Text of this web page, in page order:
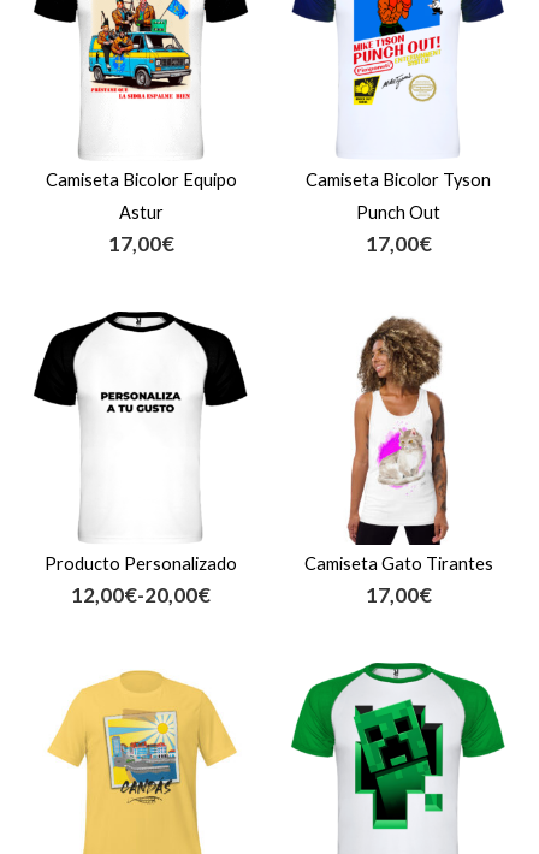
Camiseta Bicolor Equipo
Astur
17,00€
Camiseta Bicolor Tyson
Punch Out
17,00€
Producto Personalizado
12,00€-20,00€
Rango
precios:
desde
12,00€
Camiseta Gato Tirantes
17,00€